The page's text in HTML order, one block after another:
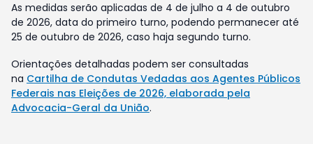
As medidas serão aplicadas de 4 de julho a 4 de outubro
de 2026, data do primeiro turno, podendo permanecer até
25 de outubro de 2026, caso haja segundo turno.
Orientações detalhadas podem ser consultadas
na Cartilha de Condutas Vedadas aos Agentes Públicos
Federais nas Eleições de 2026, elaborada pela
Advocacia-Geral da União.